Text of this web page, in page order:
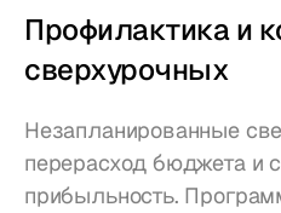
Профилактика и
сверхурочных
Незапланированные
перерасход бюджета и
прибыльность.